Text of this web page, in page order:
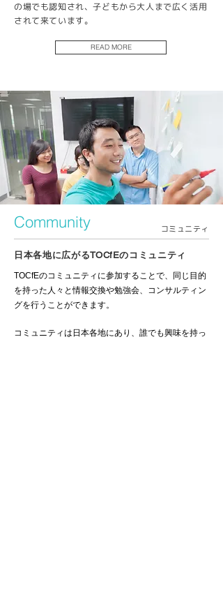
の場でも認知され、子どもから大人まで広く活用
されて来ています。
READ MORE
Community コミュニティ
日本各地に広がるTOCfEのコミュニティ
TOCfEのコミュニティに参加することで、同じ目的
を持った人々と情報交換や勉強会、コンサルティン
グを行うことができます。
コミュニティは日本各地にあり、誰でも興味を持っ